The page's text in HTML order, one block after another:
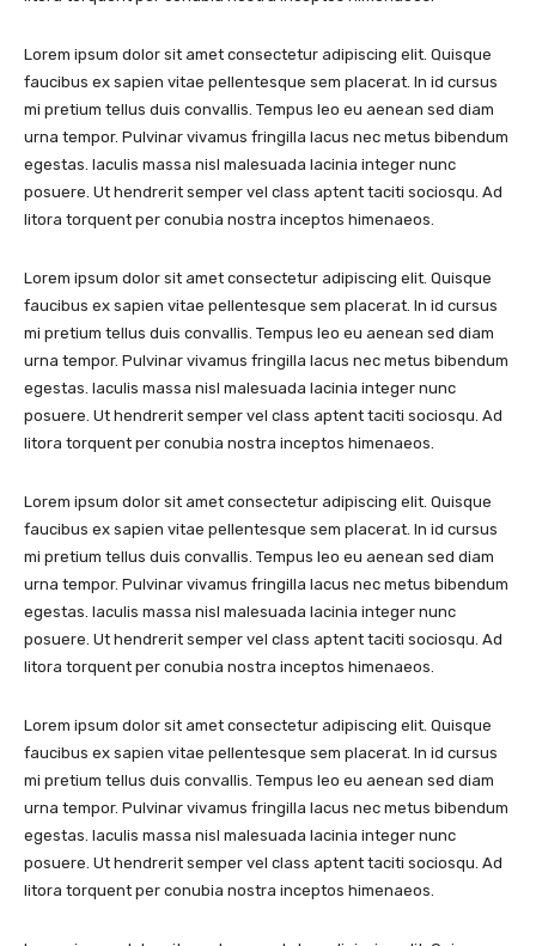
Lorem ipsum dolor sit amet consectetur adipiscing elit. Quisque
faucibus ex sapien vitae pellentesque sem placerat. In id cursus
mi pretium tellus duis convallis. Tempus leo eu aenean sed diam
urna tempor. Pulvinar vivamus fringilla lacus nec metus bibendum
egestas. Iaculis massa nisl malesuada lacinia integer nunc
posuere. Ut hendrerit semper vel class aptent taciti sociosqu. Ad
litora torquent per conubia nostra inceptos himenaeos.
Lorem ipsum dolor sit amet consectetur adipiscing elit. Quisque
faucibus ex sapien vitae pellentesque sem placerat. In id cursus
mi pretium tellus duis convallis. Tempus leo eu aenean sed diam
urna tempor. Pulvinar vivamus fringilla lacus nec metus bibendum
egestas. Iaculis massa nisl malesuada lacinia integer nunc
posuere. Ut hendrerit semper vel class aptent taciti sociosqu. Ad
litora torquent per conubia nostra inceptos himenaeos.
Lorem ipsum dolor sit amet consectetur adipiscing elit. Quisque
faucibus ex sapien vitae pellentesque sem placerat. In id cursus
mi pretium tellus duis convallis. Tempus leo eu aenean sed diam
urna tempor. Pulvinar vivamus fringilla lacus nec metus bibendum
egestas. Iaculis massa nisl malesuada lacinia integer nunc
posuere. Ut hendrerit semper vel class aptent taciti sociosqu. Ad
litora torquent per conubia nostra inceptos himenaeos.
Lorem ipsum dolor sit amet consectetur adipiscing elit. Quisque
faucibus ex sapien vitae pellentesque sem placerat. In id cursus
mi pretium tellus duis convallis. Tempus leo eu aenean sed diam
urna tempor. Pulvinar vivamus fringilla lacus nec metus bibendum
egestas. Iaculis massa nisl malesuada lacinia integer nunc
posuere. Ut hendrerit semper vel class aptent taciti sociosqu. Ad
litora torquent per conubia nostra inceptos himenaeos.